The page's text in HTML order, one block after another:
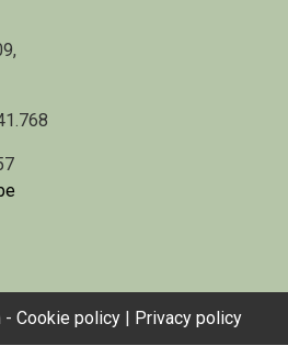
- Cookie policy | Privacy policy